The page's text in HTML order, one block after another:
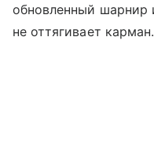
обновленный шарнир
не оттягивает карман.